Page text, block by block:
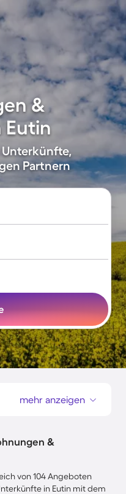
&
Eutin
Unterkünfte,
Partnern
mehr anzeigen
&
von 104 Angeboten
in Eutin mit dem